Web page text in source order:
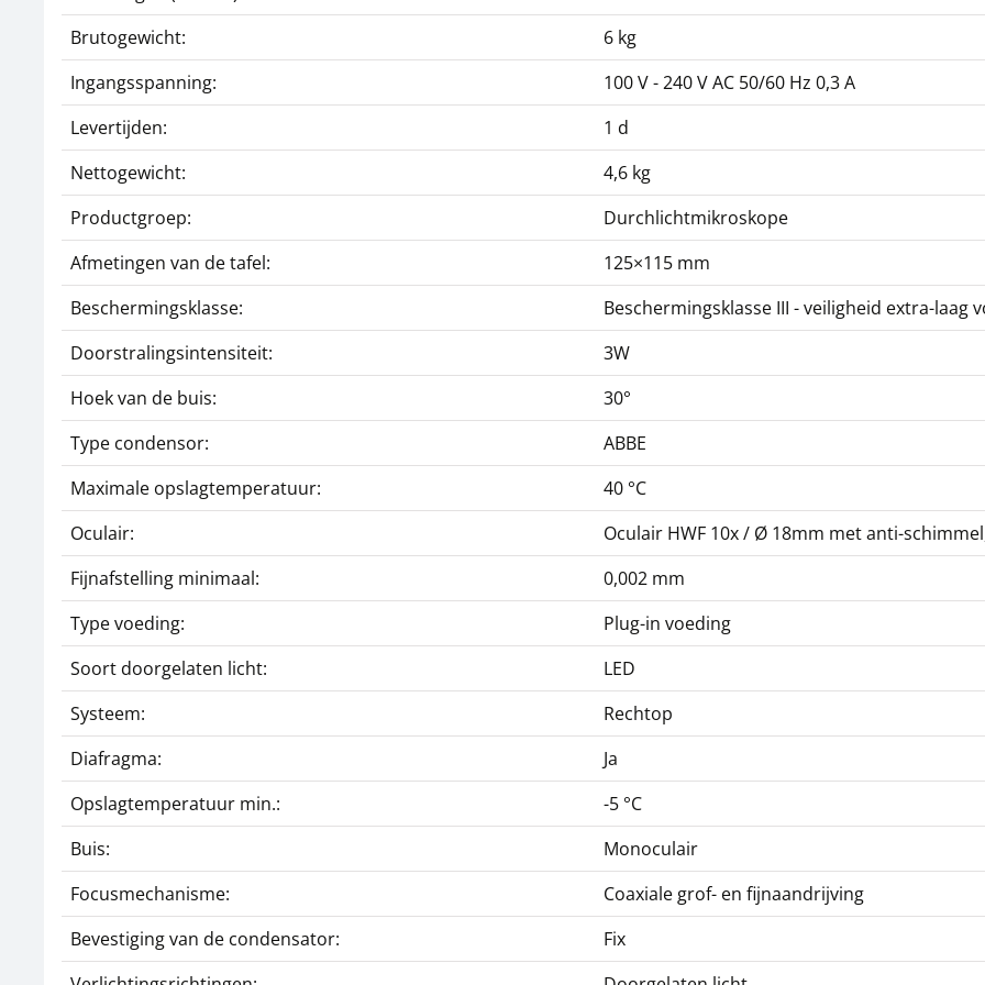
Brutogewicht:
6 kg
Ingangsspanning:
100 V - 240 V AC 50/60 Hz 0,3 A
Levertijden:
1 d
Nettogewicht:
4,6 kg
Productgroep:
Durchlichtmikroskope
Afmetingen van de tafel:
125×115 mm
Beschermingsklasse:
Beschermingsklasse III - veiligheid extra-laag
Doorstralingsintensiteit:
3W
Hoek van de buis:
30°
Type condensor:
ABBE
Maximale opslagtemperatuur:
40 °C
Oculair:
Oculair HWF 10x / Ø 18mm met anti-
Fijnafstelling minimaal:
0,002 mm
Type voeding:
Plug-in voeding
Soort doorgelaten licht:
LED
Systeem:
Rechtop
Diafragma:
Ja
Opslagtemperatuur min.:
-5 °C
Buis:
Monoculair
Focusmechanisme:
Coaxiale grof- en fijnaandrijving
Bevestiging van de condensator:
Fix